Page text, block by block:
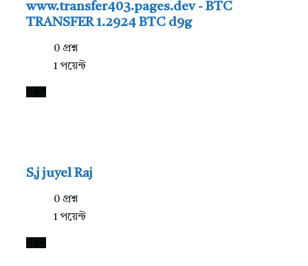
www.transfer403.pages.dev - BTC
TRANSFER 1.2924 BTC d9g
0 প্রশ্ন
1পয়েন্ট
S,j juyel Raj
0 প্রশ্ন
1পয়েন্ট